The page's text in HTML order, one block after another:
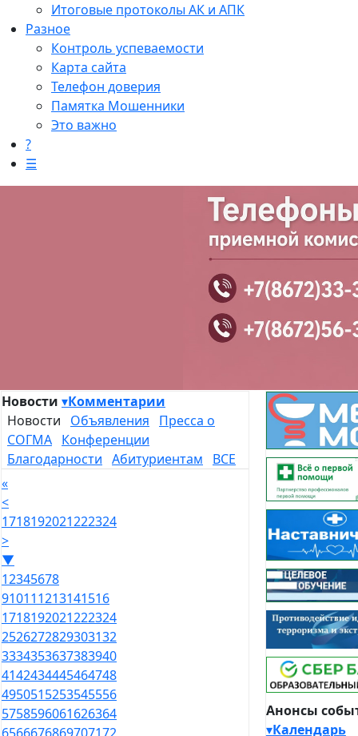
Итоговые протоколы АК и АПК
Разное
Контроль успеваемости
Карта сайта
Телефон доверия
Памятка Мошенники
Это важно
?
☰
Новости ▾Комментарии
Новости Объявления
Пресса о
СОГМА Конференции
Благодарности Абитуриентам
ВСЕ
«
<
1718192021222324
>
▼
12345678
910111213141516
1718192021222324
2526272829303132
3334353637383940
4142434445464748
4950515253545556
5758596061626364
Анонсы
▾Календарь